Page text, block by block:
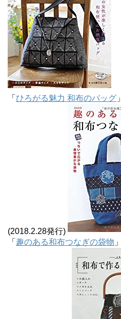
「 ひろがる魅力 和布のバッグ 」
(2018.2.28発行)
「 趣のある和布つなぎの袋物 」